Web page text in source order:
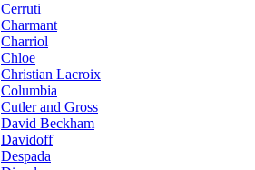
Cerruti
Charmant
Charriol
Chloe
Christian Lacroix
Columbia
Cutler and Gross
David Beckham
Davidoff
Despada